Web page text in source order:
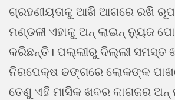
ଗ୍ରହଣୀୟତାକୁ ଆଖି ଆଗରେ ରଖି
ମଣ୍ଡଳୀ ଏହାକୁ ଅନ୍ ଲାଇନ୍ ନ୍ୟୁଜ
କରିଛନ୍ତି। ପଲ୍ଲୀରୁ ଦିଲ୍ଲୀ ସମସ୍ତ
ନିରପେକ୍ଷ ଢଙ୍ଗରେ ଲୋକଙ୍କ
ତେଣୁ ଏହି ମାସିକ ଖବର କାଗଜର